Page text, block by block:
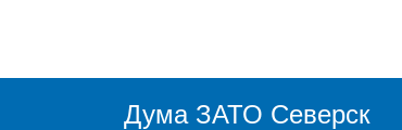
Дума ЗАТО Северск